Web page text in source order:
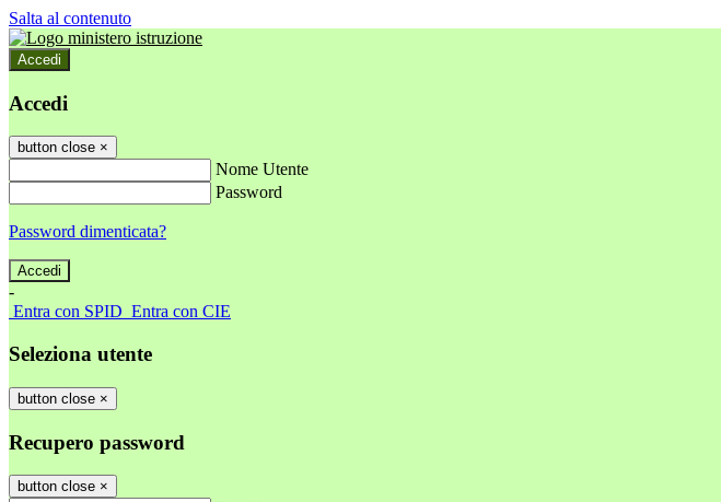
Salta al contenuto
Accedi
Accedi
button close ×
Nome Utente
Password
Password dimenticata?
-
Entra con SPID Entra con CIE
Seleziona utente
button close ×
Recupero password
button close ×